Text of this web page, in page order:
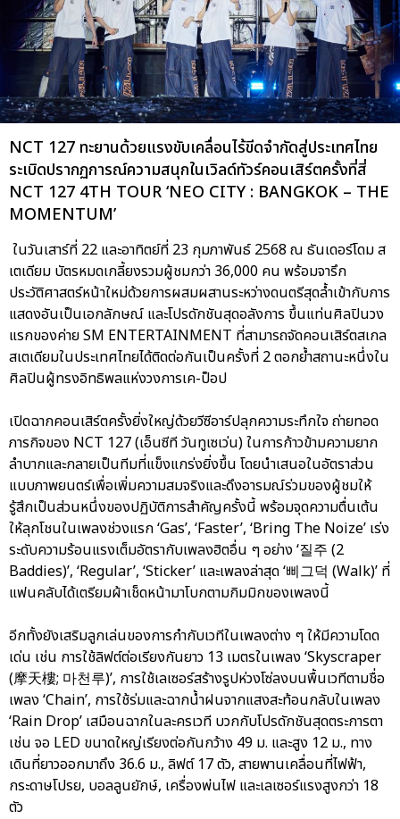
NCT 127 ทะยานด้วยแรงขับเคลื่อนไร้ขีดจำกัดสู่ประเทศไทย
ระเบิดปรากฏการณ์ความสนุกในเวิลด์ทัวร์คอนเสิร์ตครั้งที่สี่
NCT 127 4TH TOUR ‘NEO CITY : BANGKOK – THE
MOMENTUM’
ในวันเสาร์ที่ 22 และอาทิตย์ที่ 23 กุมภาพันธ์ 2568 ณ ธันเดอร์โดม ส
เตเดียม บัตรหมดเกลี้ยงรวมผู้ชมกว่า 36,000 คน พร้อมจารึก
ประวัติศาสตร์หน้าใหม่ด้วยการผสมผสานระหว่างดนตรีสุดล้ำเข้ากับการ
แสดงอันเป็นเอกลักษณ์ และโปรดักชันสุดอลังการ ขึ้นแท่นศิลปินวง
แรกของค่าย SM ENTERTAINMENT ที่สามารถจัดคอนเสิร์ตสเกล
สเตเดียมในประเทศไทยได้ติดต่อกันเป็นครั้งที่ 2 ตอกย้ำสถานะหนึ่งใน
ศิลปินผู้ทรงอิทธิพลแห่งวงการเค-ป็อป
เปิดฉากคอนเสิร์ตครั้งยิ่งใหญ่ด้วยวีซีอาร์ปลุกความระทึกใจ ถ่ายทอด
ภารกิจของ NCT 127 (เอ็นซีที วันทูเซเว่น) ในการก้าวข้ามความยาก
ลำบากและกลายเป็นทีมที่แข็งแกร่งยิ่งขึ้น โดยนำเสนอในอัตราส่วน
แบบภาพยนตร์เพื่อเพิ่มความสมจริงและดึงอารมณ์ร่วมของผู้ชมให้
รู้สึกเป็นส่วนหนึ่งของปฏิบัติการสำคัญครั้งนี้ พร้อมจุดความตื่นเต้น
ให้ลุกโชนในเพลงช่วงแรก ‘Gas’, ‘Faster’, ‘Bring The Noize’ เร่ง
ระดับความร้อนแรงเต็มอัตรากับเพลงฮิตอื่น ๆ อย่าง ‘질주 (2
Baddies)’, ‘Regular’, ‘Sticker’ และเพลงล่าสุด ‘삐그덕 (Walk)’ ที่
แฟนคลับได้เตรียมผ้าเช็ดหน้ามาโบกตามกิมมิกของเพลงนี้
อีกทั้งยังเสริมลูกเล่นของการกำกับเวทีในเพลงต่าง ๆ ให้มีความโดด
เด่น เช่น การใช้ลิฟต์ต่อเรียงกันยาว 13 เมตรในเพลง ‘Skyscraper
(摩天樓; 마천루)’, การใช้เลเซอร์สร้างรูปห่วงโซ่ลงบนพื้นเวทีตามชื่อ
เพลง ‘Chain’, การใช้ร่มและฉากน้ำฝนจากแสงสะท้อนกลับในเพลง
‘Rain Drop’ เสมือนฉากในละครเวที บวกกับโปรดักชันสุดตระการตา
เช่น จอ LED ขนาดใหญ่เรียงต่อกันกว้าง 49 ม. และสูง 12 ม., ทาง
เดินที่ยาวออกมาถึง 36.6 ม., ลิฟต์ 17 ตัว, สายพานเคลื่อนที่ไฟฟ้า,
กระดาษโปรย, บอลลูนยักษ์, เครื่องพ่นไฟ และเลเซอร์แรงสูงกว่า 18
ตัว